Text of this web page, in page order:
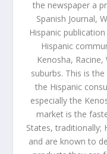
the newspaper a
Spanish Journal,
Hispanic
Hispanic
Kenosha,
suburbs. This is
the Hispanic
especially the
market is the
States, traditionally;
and are known to